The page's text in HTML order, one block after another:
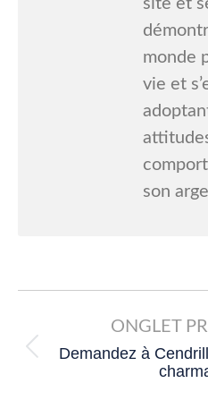
monde
vie et
son
navigationONGLET
Demandez à